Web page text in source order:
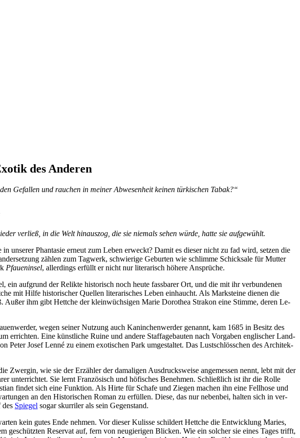
des Anderen
Ge­fal­len und rau­chen in mei­ner Ab­we­sen­heit kei­nen tür­ki­schen Tabak?“
ver­ließ, in die Welt hin­aus­zog, die sie nie­mals se­hen wür­de, hat­te sie aufgewühlt.
un­se­rer Phan­ta­sie er­neut zum Le­ben er­weckt? Da­mit es die­ser nicht zu fad wird, set­zen die
zäh­len zum Tag­werk, schwie­ri­ge Ge­bur­ten wie schlim­me Schick­sa­le für Mut­ter
Pfau­en­in­sel, al­ler­dings er­füllt er nicht nur li­te­ra­risch hö­he­re Ansprüche.
ein auf­grund der Re­lik­te his­to­risch noch heu­te fass­ba­rer Ort, und die mit ihr ver­bun­de­nen
mit Hil­fe his­to­ri­scher Quel­len li­te­ra­ri­sches Le­ben ein­haucht. Als Mark­stei­ne die­nen die
Au­ßer ihm gibt Hett­che der klein­wüch­si­gen Ma­rie Do­ro­thea Stra­kon ei­ne Stim­me, de­ren Le­
we­gen sei­ner Nut­zung auch Ka­nin­chen­wer­der ge­nannt, kam 1685 in Be­sitz des
er­rich­ten. Ei­ne künst­li­che Rui­ne und an­de­re Staf­fa­ge­bau­ten nach Vor­ga­ben eng­li­scher Land­
Pe­ter Jo­sef Len­né zu ei­nem exo­ti­schen Park um­ge­stal­tet. Das Lust­schlöss­chen des Ar­chi­tek­
Zwer­gin, wie sie der Er­zäh­ler der da­ma­li­gen Aus­drucks­wei­se an­ge­mes­sen nennt, lebt mit der
un­ter­rich­tet. Sie lernt Fran­zö­sisch und hö­fi­sches Be­neh­men. Schließ­lich ist ihr die Rol­le
fin­det sich ei­ne Funk­ti­on. Als Hir­te für Scha­fe und Zie­gen ma­chen ihn ei­ne Fell­ho­se und
an den His­to­ri­schen Ro­man zu er­fül­len. Die­se, das nur ne­ben­bei, hal­ten sich in ver­
des Spie­gel so­gar skur­ri­ler als sein Gegenstand.
kein gu­tes En­de neh­men. Vor die­ser Ku­lis­se schil­dert Hett­che die Ent­wick­lung Ma­ries,
Re­ser­vat auf, fern von neu­gie­ri­gen Bli­cken. Wie ein sol­cher sie ei­nes Ta­ges trifft,